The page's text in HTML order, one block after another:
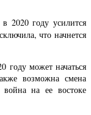
2020 году усилится
что начнется
году может начаться
возможна смена
на ее востоке